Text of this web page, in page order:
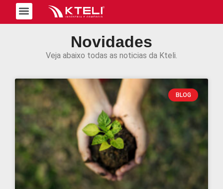
Novidades
Veja abaixo todas as noticias da Kteli.
BLOG